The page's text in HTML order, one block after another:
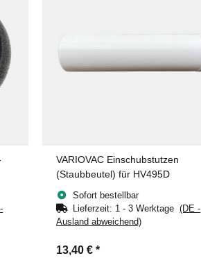
VARIOVAC Einschubstutzen
(Staubbeutel) für HV495D
Sofort bestellbar
Lieferzeit: 1 - 3 Werktage(DE -
Ausland abweichend)
13,40 € *